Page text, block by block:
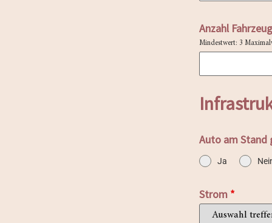
Anzahl
Mindestwert: 3
Auto am Stand
Ja
Strom *